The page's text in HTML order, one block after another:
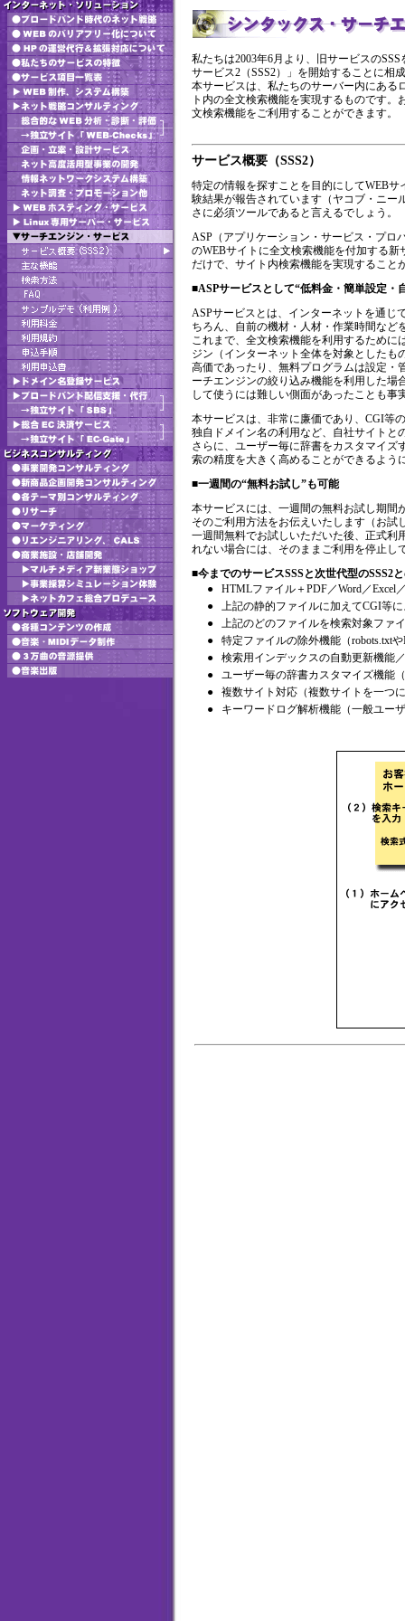
私たちは2003年6月より、旧サービスの
サービス2（SSS2）」を開始することに相
本サービスは、私たちのサーバー内にある
ト内の全文検索機能を実現するものです
文検索機能をご利用することができます。
サービス概要（SSS2）
特定の情報を探すことを目的にしてWEB
験結果が報告されています（ヤコブ・ニー
さに必須ツールであると言えるでしょう。
ASP（アプリケーション・サービス・プロ
のWEBサイトに全文検索機能を付加する
だけで、サイト内検索機能を実現すること
■ASPサービスとして“低料金・簡単設定・
ASPサービスとは、インターネットを通じ
ちろん、自前の機材・人材・作業時間な
これまで、全文検索機能を利用するため
ジン（インターネット全体を対象とした
高価であったり、無料プログラムは設定・
ーチエンジンの絞り込み機能を利用した
して使うには難しい側面があったことも事
本サービスは、非常に廉価であり、CGI等
独自ドメイン名の利用など、自社サイトと
さらに、ユーザー毎に辞書をカスタマイ
索の精度を大きく高めることができるよう
■一週間の“無料お試し”も可能
本サービスには、一週間の無料お試し期間
そのご利用方法をお伝えいたします（お
一週間無料でお試しいただいた後、正式利
れない場合には、そのままご利用を停止し
■今までのサービスSSSと次世代型のSSS2
●
HTMLファイル＋PDF／Word／Excel
●
上記の静的ファイルに加えてCGI等
●
上記のどのファイルを検索対象フ
●
特定ファイルの除外機能（robots.txt
●
検索用インデックスの自動更新機能
●
ユーザー毎の辞書カスタマイズ機能
●
複数サイト対応（複数サイトを一つ
●
キーワードログ解析機能（一般ユー